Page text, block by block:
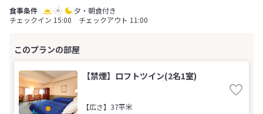
夕・朝食付き
チェックイン 15:00 チェックアウト 11:00
【禁煙】ロフトツイン(2名1室)
【広さ】37平米